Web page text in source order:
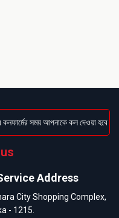
কনফার্মের সময় আপনাকে কল দেওয়া হবে
Address
City Shopping Complex,
- 1215.